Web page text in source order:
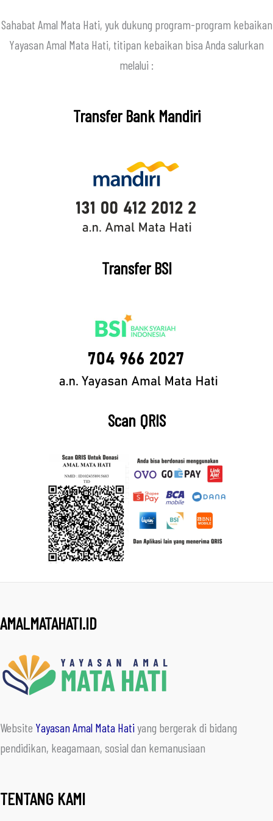
Sahabat Amal Mata Hati, yuk dukung program-program kebaikan
Yayasan Amal Mata Hati, titipan kebaikan bisa Anda salurkan
melalui :
Transfer Bank Mandiri
Transfer BSI
Scan QRIS
AMALMATAHATI.ID
Website Yayasan Amal Mata Hatiyang bergerak di bidang
pendidikan, keagamaan, sosial dan kemanusiaan
TENTANG KAMI